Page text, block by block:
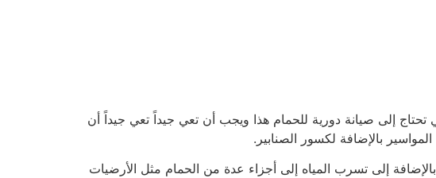
إلى صيانة دورية للحمام هذا ويجب أن تعي جيداً تعي جيداً أن
بالإضافة لكسور الصنابير.
إلى تسرب المياه إلى أجزاء عدة من الحمام مثل الأرضيات